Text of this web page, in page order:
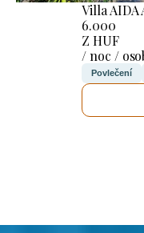
Villa AIDA
6.000
Z HUF
/ noc /
Povlečení